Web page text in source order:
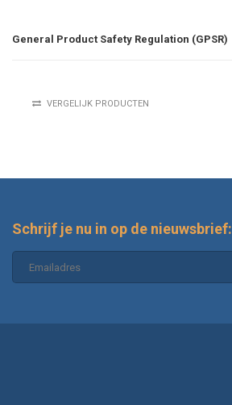
General Product Safety Regulation (GPSR)
VERGELIJK PRODUCTEN
Schrijf je nu in op de nieuwsbrief: